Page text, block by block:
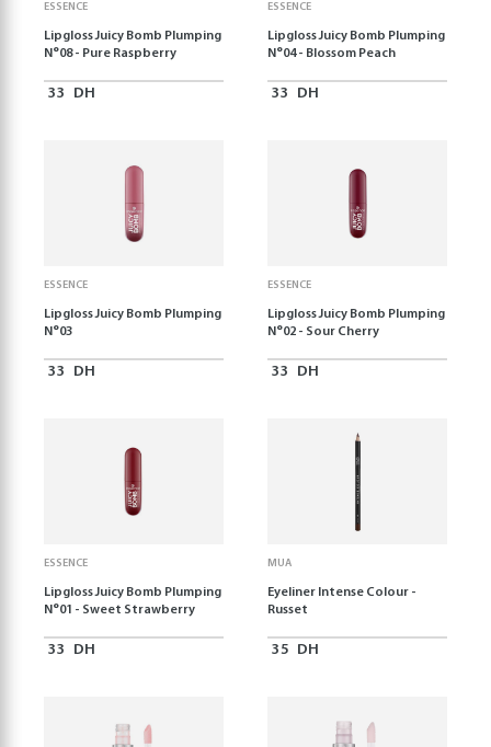
ESSENCE
Lipgloss Juicy Bomb Plumping
N°08 - Pure Raspberry
33 DH
ESSENCE
Lipgloss Juicy Bomb Plumping
N°04 - Blossom Peach
33 DH
ESSENCE
Lipgloss Juicy Bomb Plumping
N°03
33 DH
ESSENCE
Lipgloss Juicy Bomb Plumping
N°02 - Sour Cherry
33 DH
ESSENCE
Lipgloss Juicy Bomb Plumping
N°01 - Sweet Strawberry
33 DH
MUA
Eyeliner Intense Colour -
Russet
35 DH